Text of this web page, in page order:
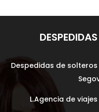
Despedidas de
L.Agencia de